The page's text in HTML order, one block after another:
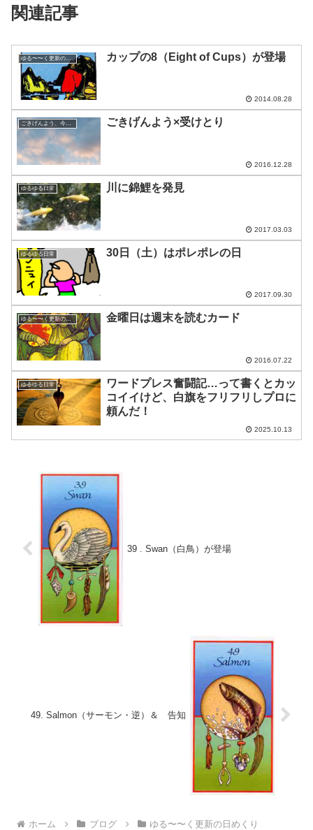
関連記事
ゆる〜〜く更新の日めくり カップの8（Eight of Cups）が登場
2014.08.28
ごきげんよう、今日の空 ごきげんよう×受けとり
2016.12.28
ゆるゆる日常 川に錦鯉を発見
2017.03.03
ゆるゆる日常 30日（土）はポレポレの日
2017.09.30
ゆる〜〜く更新の日めくり 金曜日は週末を読むカード
2016.07.22
ゆるゆる日常
ワードプレス奮闘記…って書くとカッ
コイイけど、白旗をフリフリしプロに
頼んだ！
2025.10.13
39 . Swan（白鳥）が登場
49. Salmon（サーモン・逆）＆ 告知
ホーム ブログ ゆる〜〜く更新の日めくり